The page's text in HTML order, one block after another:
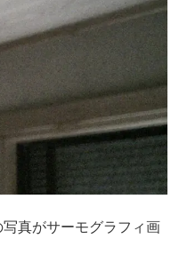
真がサーモグラフィ画